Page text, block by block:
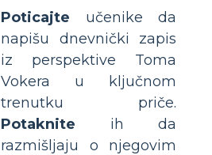
Poticajte učenike da
napišu dnevnički zapis
iz perspektive Toma
Vokera u ključnom
trenutku priče.
Potaknite ih da
razmišljaju o njegovim